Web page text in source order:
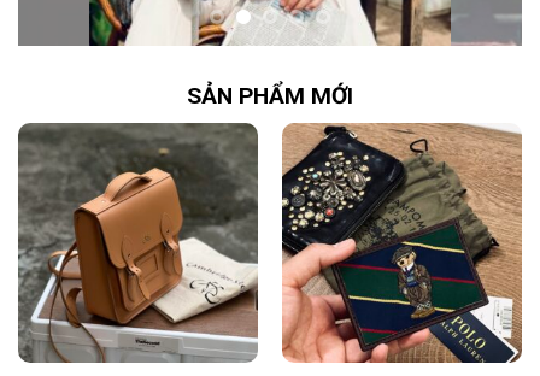
SẢN PHẨM MỚI